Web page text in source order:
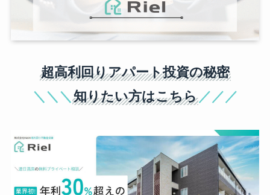
超高利回りアパート投資の秘密
＼＼＼ 知りたい方はこちら／／／